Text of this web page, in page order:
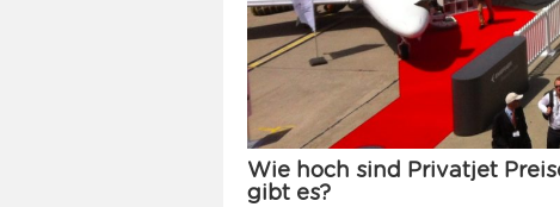
Wie hoch sind Privatjet
gibt es?